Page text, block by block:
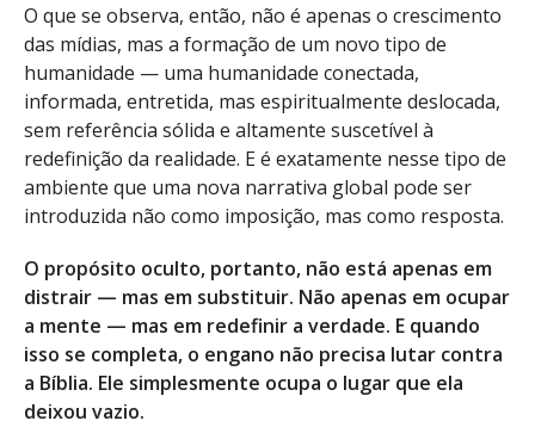
O que se observa, então, não é apenas o crescimento
das mídias, mas a formação de um novo tipo de
humanidade — uma humanidade conectada,
informada, entretida, mas espiritualmente deslocada,
sem referência sólida e altamente suscetível à
redefinição da realidade. E é exatamente nesse tipo de
ambiente que uma nova narrativa global pode ser
introduzida não como imposição, mas como resposta.
O propósito oculto, portanto, não está apenas em
distrair — mas em substituir. Não apenas em ocupar
a mente — mas em redefinir a verdade. E quando
isso se completa, o engano não precisa lutar contra
a Bíblia. Ele simplesmente ocupa o lugar que ela
deixou vazio.